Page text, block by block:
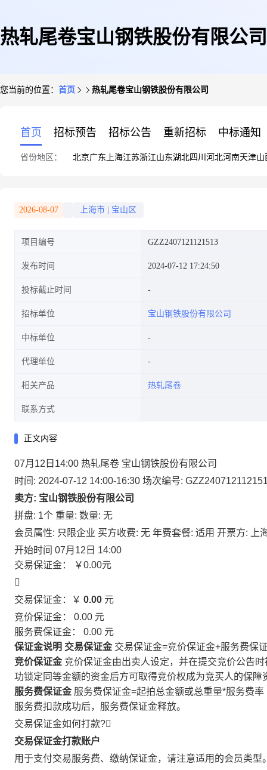
热轧尾卷宝山钢铁股份有限公司
您当前的位置： 首页 热轧尾卷宝山钢铁股份有限公司
首页 招标预告 招标公告 重新招标 中标通知
省份地区： 北京广东 上海江苏浙江山东湖北四川 河北河南天津山
2026-08-07 上海市 宝山区
项目编号 GZZ2407121121513
发布时间 2024-07-12 17:24:50
投标截止时间
招标单位 宝山钢铁股份有限公司
中标单位
代理单位
相关产品 热轧尾卷
联系方式
正文内容
07月12日14:00 热轧尾卷 宝山钢铁股份有限公司
时间: 2024-07-12 14:00-16:30 场次编号:
卖方: 宝山钢铁股份有限公司
拼盘: 1个 重量: 数量: 无
会员属性: 只限企业 买方收费: 无 年费套餐: 适用 开票方: 上
开始时间 07月12日 14:00
交易保证金：
￥0.00元

交易保证金：￥ 0.00 元
竞价保证金： 0.00 元
服务费保证金： 0.00 元
保证金说明 交易保证金 交易保证金=竞价保证金+服务费保
竞价保证金 竞价保证金由出卖人设定，并在提交竞价公告
功锁定同等金额的资金后方可取得竞价权成为竞买人的保障
服务费保证金 服务费保证金=起拍总金额或总重量*服务费率
服务费扣款成功后，服务费保证金释放。
交易保证金如何打款?
交易保证金打款账户
用于支付交易服务费、缴纳保证金，请注意适用的会员类型